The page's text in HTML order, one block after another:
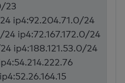
23
ip4:92.204.71.0/24
24 ip4:72.167.172.0/24
ip4:188.121.53.0/24